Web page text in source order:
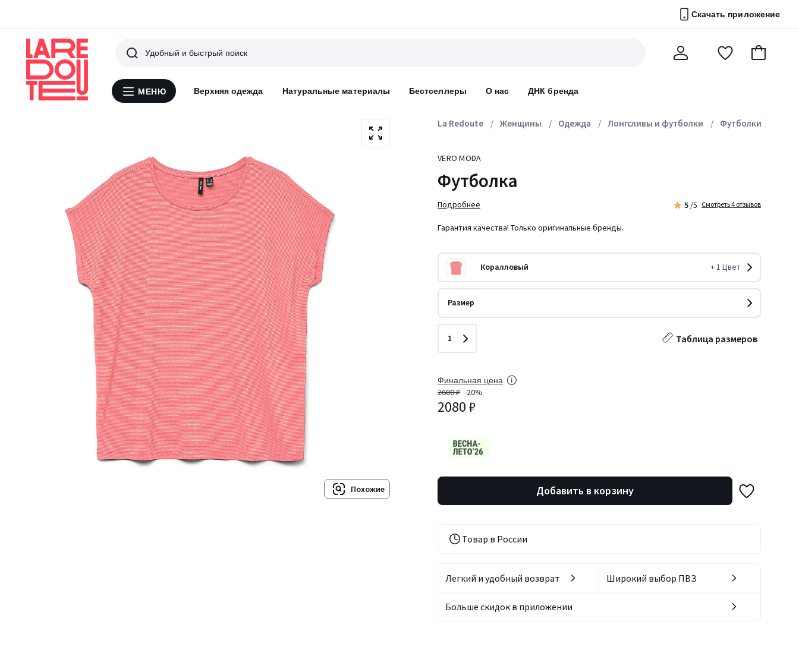
Скачать приложение
Меню
МЕНЮ Верхняя одежда Натуральные материалы Бестселлеры О нас ДНК бренда
Поиск
ПерейтиВ
Похожие
La Redoute Женщины Одежда Лонгсливы и футболки Футболки
VERO MODA
Футболка
Подробнее 5 /5 Смотреть 4 отзывов
Гарантия качества! Только оригинальные бренды.
Коралловый +1 Цвет
Размер
Таблица размеров
Количество
1
Финальная цена
2600 ₽ -20%
2080 ₽
Добавить в корзину
Товар в России
Легкий и удобный возврат Широкий выбор ПВЗ
Больше скидок в приложении